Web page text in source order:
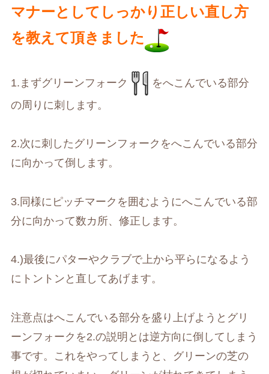
マナーとしてしっかり正しい直し方
を教えて頂きました
1. まずグリーンフォーク
をへこんでいる部分
の周りに刺します。
2.次に刺したグリーンフォークをへこんでいる部分
に向かって倒します。
3. 同様にピッチマークを囲むようにへこんでいる部
分に向かって数カ所、修正します。
4.)最後にパターやクラブで上から平らになるよう
にトントンと直してあげます。
注意点はへこんでいる部分を盛り上げようとグリ
ーンフォークを2.の説明とは逆方向に倒してしまう
事です。これをやってしまうと、グリーンの芝の